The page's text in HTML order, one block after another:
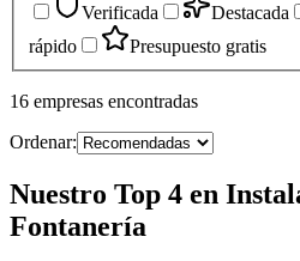
Verificada
Destacada
rápido
Presupuesto gratis
16 empresas encontradas
Ordenar:
Nuestro Top 4 en
Fontanería